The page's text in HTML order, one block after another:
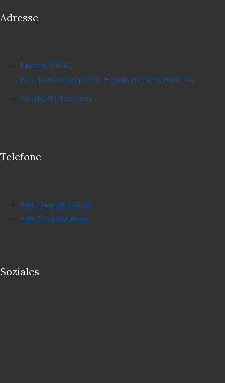
Adresse
Ukraine, 01010,
Kyiv, Ivana Mazepy Str., Hausnummer 3, Büro 174
info@justlictors.com
Telefone
+38 (044) 280-24-27
+38 (077) 333-45-57
Soziales